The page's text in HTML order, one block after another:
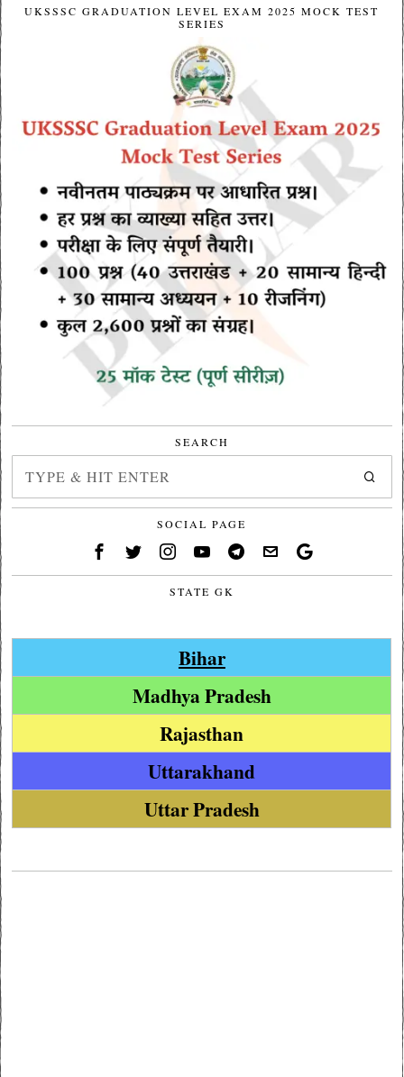
UKSSSC GRADUATION LEVEL EXAM 2025 MOCK TEST
SERIES
SEARCH
SOCIAL PAGE
STATE GK
Bihar
Madhya Pradesh
Rajasthan
Uttarakhand
Uttar Pradesh